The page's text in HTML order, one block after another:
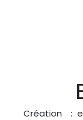
Création
: